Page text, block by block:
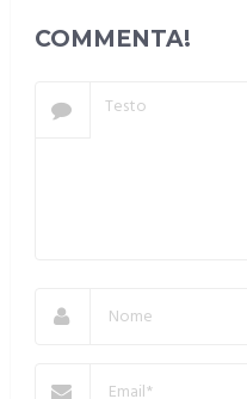
COMMENTA!